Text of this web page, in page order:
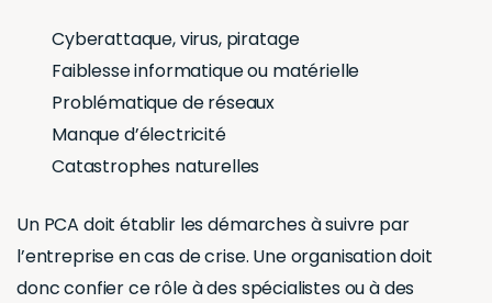
Cyberattaque, virus, piratage
Faiblesse informatique ou matérielle
Problématique de réseaux
Manque d’électricité
Catastrophes naturelles
Un PCA doit établir les démarches à suivre par
l’entreprise en cas de crise. Une organisation doit
donc confier ce rôle à des spécialistes ou à des